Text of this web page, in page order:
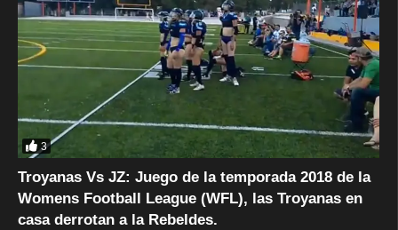
3
Troyanas Vs JZ: Juego de la temporada 2018 de la
Womens Football League (WFL), las Troyanas en
casa derrotan a la Rebeldes.